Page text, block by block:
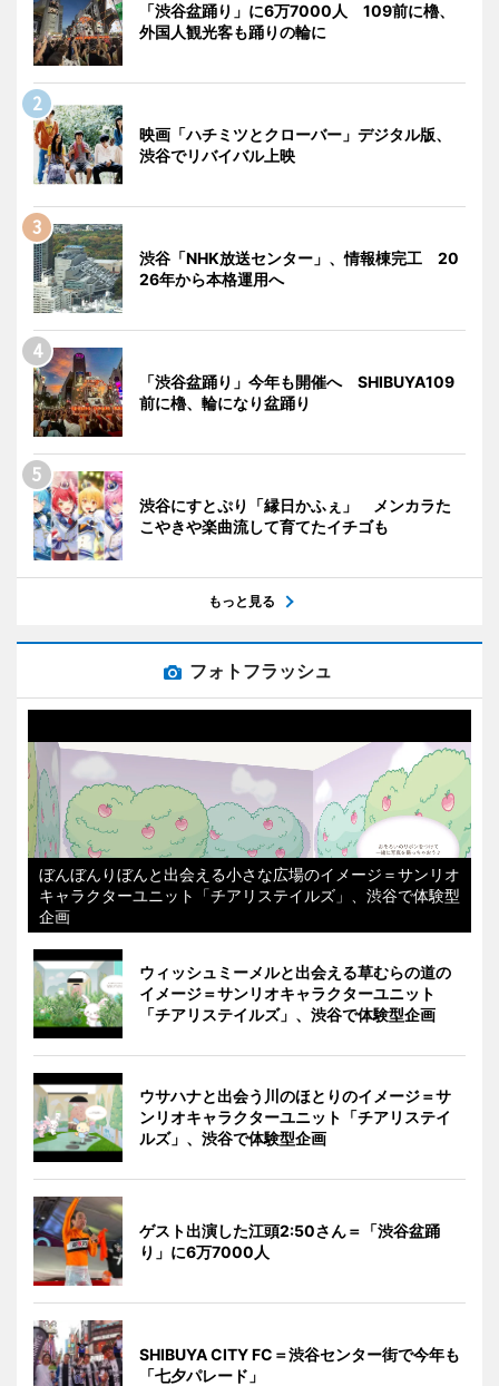
「渋谷盆踊り」に6万7000人 109前に櫓、
外国人観光客も踊りの輪に
映画「ハチミツとクローバー」デジタル版、
渋谷でリバイバル上映
渋谷「NHK放送センター」、情報棟完工 20
26年から本格運用へ
「渋谷盆踊り」今年も開催へ SHIBUYA109
前に櫓、輪になり盆踊り
渋谷にすとぷり「縁日かふぇ」 メンカラた
こやきや楽曲流して育てたイチゴも
もっと見る
フォトフラッシュ
ぼんぼんりぼんと出会える小さな広場のイメージ＝サンリオ
キャラクターユニット「チアリステイルズ」、渋谷で体験型
企画
ウィッシュミーメルと出会える草むらの道の
イメージ＝サンリオキャラクターユニット
「チアリステイルズ」、渋谷で体験型企画
ウサハナと出会う川のほとりのイメージ＝サ
ンリオキャラクターユニット「チアリステイ
ルズ」、渋谷で体験型企画
ゲスト出演した江頭2:50さん＝「渋谷盆踊
り」に6万7000人
SHIBUYA CITY FC＝渋谷センター街で今年も
「七夕パレード」